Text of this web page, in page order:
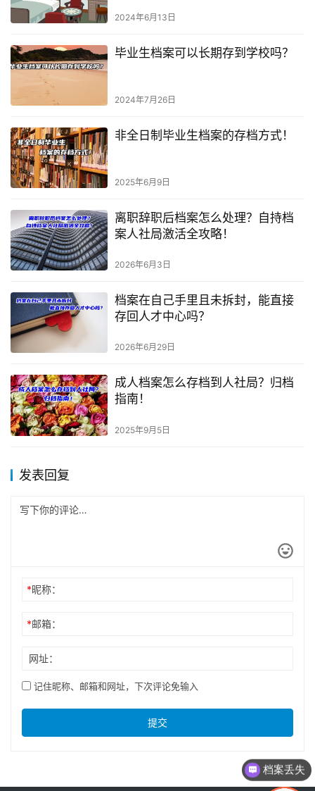
2024年6月13日
毕业生档案可以长期存到学校吗？
2024年7月26日
非全日制毕业生档案的存档方式！
2025年6月9日
离职辞职后档案怎么处理？自持档
案人社局激活全攻略！
2026年6月3日
档案在自己手里且未拆封，能直接
存回人才中心吗？
2026年6月29日
成人档案怎么存档到人社局？归档
指南！
2025年9月5日
发表回复
*昵称：
*邮箱：
网址：
记住昵称、邮箱和网址，下次评论免输入
提交
档案丢失